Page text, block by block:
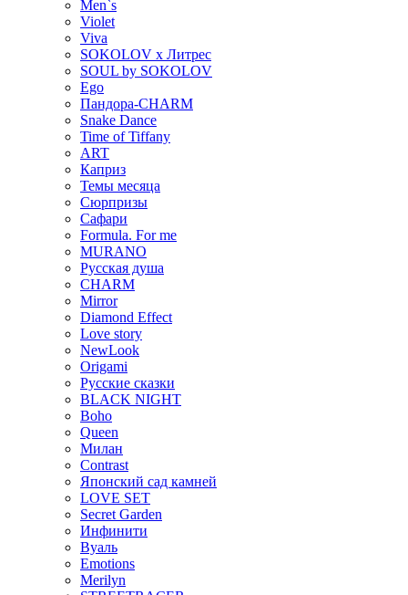
Men`s
Violet
Viva
SOKOLOV x Литрес
SOUL by SOKOLOV
Ego
Пандора-CHARM
Snake Dance
Time of Tiffany
ART
Каприз
Темы месяца
Сюрпризы
Сафари
Formula. For me
MURANO
Русская душа
CHARM
Mirror
Diamond Effect
Love story
NewLook
Origami
Русские сказки
BLACK NIGHT
Boho
Queen
Милан
Contrast
Японский сад камней
LOVE SET
Secret Garden
Инфинити
Вуаль
Emotions
Merilyn